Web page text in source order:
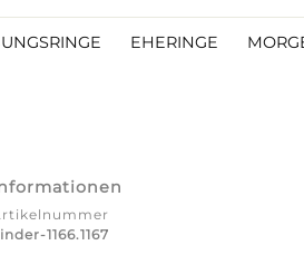
EHERINGE
1166.1167